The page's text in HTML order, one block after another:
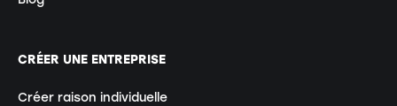
CRÉER UNE ENTREPRISE
Créer raison individuelle